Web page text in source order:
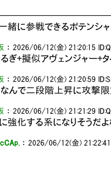
一緒に参戦できるポテン
：2026/06/12(金) 21:20:15
ぎ+擬似アヴェンジャー+
：2026/06/12(金) 21:20:59
んで二段階上昇に攻撃限
：2026/06/12(金) 21:21:29
強化する系になりそうだよ
：2026/06/12(金) 21:22:41